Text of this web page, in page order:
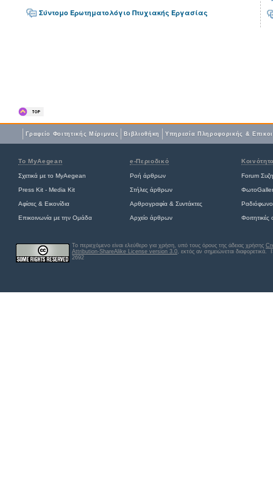
Σύντομο Ερωτηματολόγιο Πτυχιακής Εργασίας
Γραφείο Φοιτητικής Μέριμνας Βιβλιοθήκη Yπηρεσία Πληροφορικής &
Το MyAegean e-Περιοδικό
Σχετικά με το MyAegean Ροή άρθρων Forum
Press Kit - Media Kit Στήλες άρθρων
Αφίσες & Εικονίδια Αρθρογραφία & Συντάκτες Ραδιόφωνο
Επικοινωνία με την Ομάδα Αρχείο άρθρων
Το περιεχόμενο είναι ελεύθερο για χρήση, υπό τους όρους της άδειας χρήσης
Attribution-ShareAlike License version 3.0, εκτός αν σημειώνεται διαφορετικά.
2692